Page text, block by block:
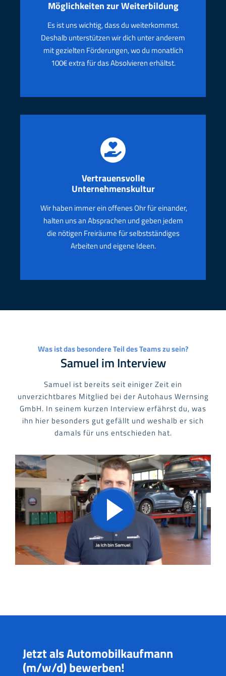
Möglichkeitenzur Weiterbildung
Es ist uns wichtig, dass du weiterkommst.
Deshalb unterstützen wir dich unter anderem
mit gezielten Förderungen, wo du monatlich
100€ extra für das Absolvieren erhältst.
Vertrauensvolle
Unternehmenskultur
Wir haben immer ein offenes Ohr für einander,
halten uns an Absprachen und geben jedem
die nötigen Freiräume für selbstständiges
Arbeiten und eigene Ideen.
Was ist das besondere Teil des Teams zu sein?
Samuel im Interview
Samuel ist bereits seit einiger Zeit ein
unverzichtbares Mitglied bei der Autohaus Wernsing
GmbH. In seinem kurzen Interview erfährst du, was
ihn hier besonders gut gefällt und weshalb er sich
damals für uns entschieden hat.
Jetzt als Automobilkaufmann
(m/w/d) bewerben!